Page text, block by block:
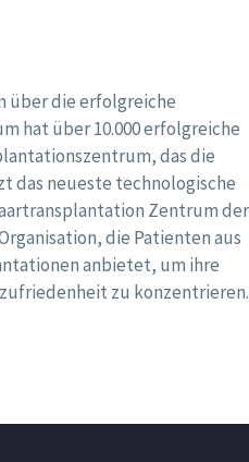
über die erfolgreiche
hat über 10.000 erfolgreiche
das die
das neueste technologische
Zentrum der
die Patienten aus
anbietet, um ihre
zu konzentrieren.